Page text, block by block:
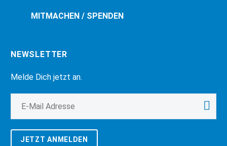
MITMACHEN / SPENDEN
NEWSLETTER
Melde Dich jetzt an.
JETZT ANMELDEN